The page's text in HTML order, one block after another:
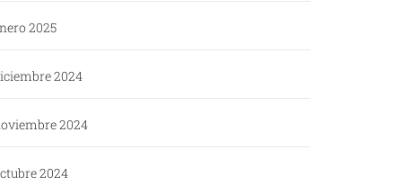
2025
2024
2024
2024